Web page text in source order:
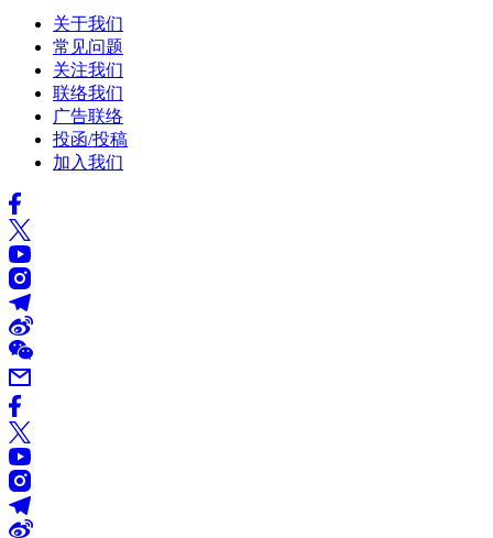
关于我们
常见问题
关注我们
联络我们
广告联络
投函/投稿
加入我们